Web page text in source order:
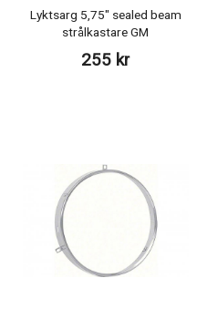
Lyktsarg 5,75" sealed beam
strålkastare GM
255 kr